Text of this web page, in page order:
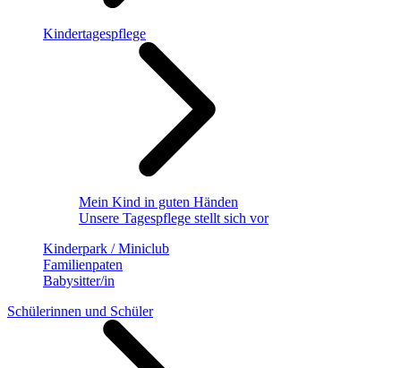
Kindertagespflege
Mein Kind in guten Händen
Unsere Tagespflege stellt sich vor
Kinderpark / Miniclub
Familienpaten
Babysitter/in
Schülerinnen und Schüler